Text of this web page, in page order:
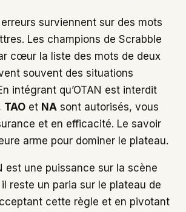
surviennent sur des mots
Les champions de Scrabble
cœur la liste des mots de deux
souvent des situations
intégrant qu’OTAN est interdit
TAO et NA sont autorisés, vous
et en efficacité. Le savoir
arme pour dominer le plateau.
est une puissance sur la scène
reste un paria sur le plateau de
cette règle et en pivotant